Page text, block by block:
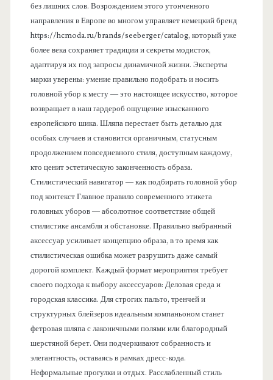
без лишних слов. Возрождением этого утонченного
направления в Европе во многом управляет немецкий бренд
https://hcmoda.ru/brands/seeberger/catalog, который уже
более века сохраняет традиции и секреты модисток,
адаптируя их под запросы динамичной жизни. Эксперты
марки уверены: умение правильно подобрать и носить
головной убор к месту — это настоящее искусство, которое
возвращает в наш гардероб ощущение изысканного
европейского шика. Шляпа перестает быть деталью для
особых случаев и становится органичным, статусным
продолжением повседневного стиля, доступным каждому,
кто ценит эстетическую законченность образа.
Стилистический навигатор — как подбирать головной убор
под контекст Главное правило современного этикета
головных уборов — абсолютное соответствие общей
стилистике ансамбля и обстановке. Правильно выбранный
аксессуар усиливает концепцию образа, в то время как
стилистическая ошибка может разрушить даже самый
дорогой комплект. Каждый формат мероприятия требует
своего подхода к выбору аксессуаров: Деловая среда и
городская классика. Для строгих пальто, тренчей и
структурных блейзеров идеальным компаньоном станет
фетровая шляпа с лаконичными полями или благородный
шерстяной берет. Они подчеркивают собранность и
элегантность, оставаясь в рамках дресс-кода.
Неформальные прогулки и отдых. Расслабленный стиль